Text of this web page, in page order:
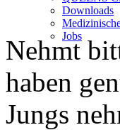
Downloads
Jobs
Nehmt
haben
Jungs